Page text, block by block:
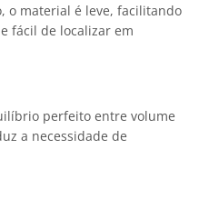
o material é leve, facilitando
fácil de localizar em
perfeito entre volume
a necessidade de